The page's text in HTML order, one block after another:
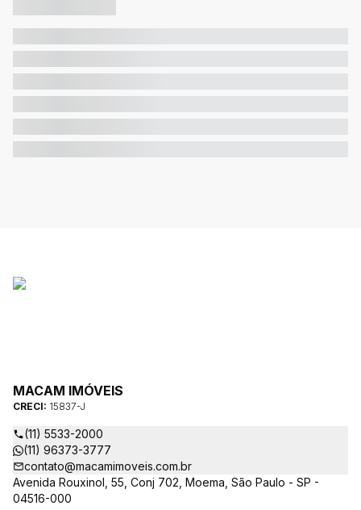
MACAM IMÓVEIS
CRECI: 15837-J
(11) 5533-2000
(11) 96373-3777
contato@macamimoveis.com.br
Avenida Rouxinol, 55, Conj 702, Moema, São Paulo - SP -
04516-000